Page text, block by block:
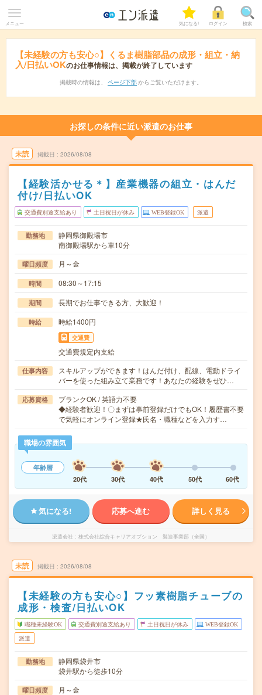
メニュー 気になる! ログイン 検索
【未経験の方も安心○】くるま樹脂部品の成形・組立・納
入/日払いOKのお仕事情報は、掲載が終了しています
掲載時の情報は、 ページ下部 からご覧いただけます。
お探しの条件に近い派遣のお仕事
未読 掲載日 2026/08/08
【経験活かせる＊】産業機器の組立・はんだ
付け/日払いOK
交通費別途支給あり 土日祝日が休み WEB登録OK 派遣
勤務地
静岡県御殿場市
南御殿場駅から車10分
曜日頻度 月～金
時間 08:30～17:15
期間 長期でお仕事できる方、大歓迎！
時給 時給1400円
交通費
交通費規定内支給
仕事内容
スキルアップができます！はんだ付け、配線、電動ドライ
バーを使った組み立て業務です！あなたの経験をぜひ…
応募資格
ブランクOK / 英語力不要
◆経験者歓迎！〇まずは事前登録だけでもOK！履歴書不要
で気軽にオンライン登録★氏名・職種などを入力す…
職場の雰囲気
年齢層
20代
30代 40代 50代 60代
気になる! 応募へ進む 詳しく見る
派遣会社 株式会社綜合キャリアオプション 製造事業部（全国）
未読 掲載日 2026/08/08
【未経験の方も安心○】フッ素樹脂チューブの
成形・検査/日払いOK
職種未経験OK 交通費別途支給あり 土日祝日が休み WEB登録OK
派遣
勤務地
静岡県袋井市
袋井駅から徒歩10分
曜日頻度 月～金